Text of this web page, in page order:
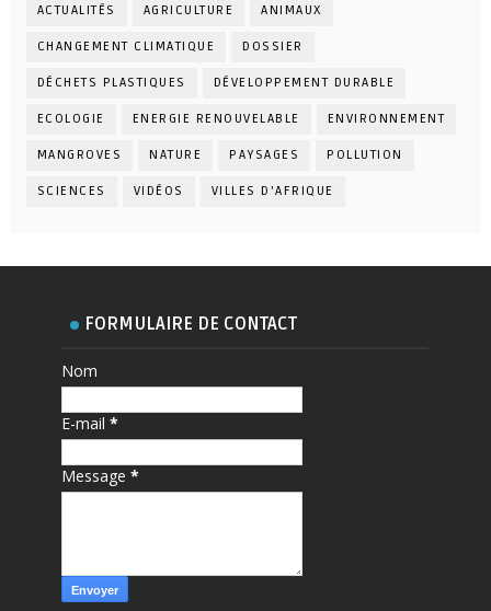
ACTUALITÉS AGRICULTURE ANIMAUX
CHANGEMENT CLIMATIQUE DOSSIER
DÉCHETS PLASTIQUES DÉVELOPPEMENT DURABLE
ECOLOGIE ENERGIE RENOUVELABLE ENVIRONNEMENT
MANGROVES NATURE PAYSAGES POLLUTION
SCIENCES VIDÉOS VILLES D'AFRIQUE
FORMULAIRE DE CONTACT
Nom
E-mail*
Message*